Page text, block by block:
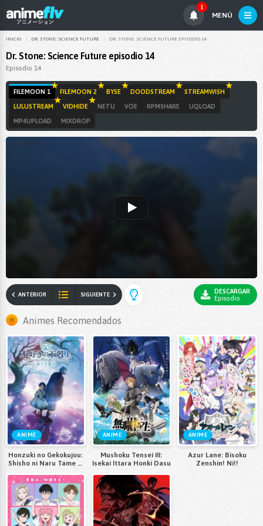
1
MENÚ
INICIO DR. STONE: SCIENCE FUTURE DR. STONE: SCIENCE FUTURE EPISODIO 14
Dr. Stone: Science Future episodio 14
Episodio 14
FILEMOON 1 FILEMOON 2 BYSE DOODSTREAM STREAMWISH
LULUSTREAM VIDHIDE NETU VOE RPMSHARE UQLOAD
MP4UPLOAD MIXDROP
ANTERIOR SIGUIENTE
DESCARGAR
Episodio
Animes Recomendados
ANIME
Honzuki no Gekokujou:
Shisho ni Naru Tame ni
Erandeiraremasen 4th
Season
ANIME
Mushoku Tensei III:
Isekai Ittara Honki Dasu
ANIME
Azur Lane: Bisoku
Zenshin! Ni!!